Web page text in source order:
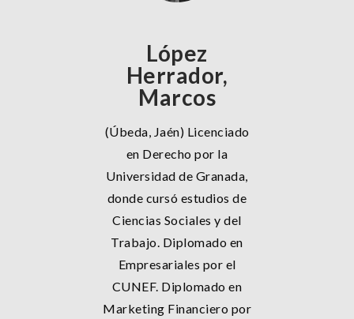
López
Herrador,
Marcos
(Úbeda, Jaén) Licenciado
en Derecho por la
Universidad de Granada,
donde cursó estudios de
Ciencias Sociales y del
Trabajo. Diplomado en
Empresariales por el
CUNEF. Diplomado en
Marketing Financiero por